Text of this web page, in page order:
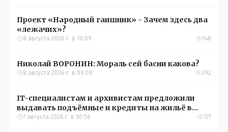
Проект «Народный гаишник» - Зачем здесь два
«лежачих»?
8 августа 2026 г. в 10:09 148
Николай ВОРОНИН: Мораль сей басни какова?
8 августа 2026 г. в 09:09 292
IT-специалистам и архивистам предложили
выдавать подъёмные и кредиты на жильё в
сёлах Казахстана
7 августа 2026 г. в 20:56 177